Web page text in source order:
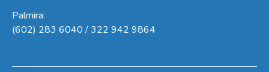
Palmira:
(602) 283 6040 / 322 942 9864